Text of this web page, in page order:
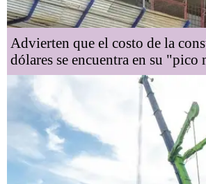
Advierten que el costo de la
dólares se encuentra en su "pico